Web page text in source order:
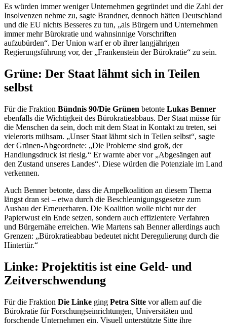
Es würden immer weniger Unternehmen gegründet und die Zahl der
Insolvenzen nehme zu, sagte Brandner, dennoch hätten Deutschland
und die EU nichts Besseres zu tun, „als Bürgern und Unternehmen
immer mehr Bürokratie und wahnsinnige Vorschriften
aufzubürden“. Der Union warf er ob ihrer langjährigen
Regierungsführung vor, der „Frankenstein der Bürokratie“ zu sein.
Grüne: Der Staat lähmt sich in Teilen
selbst
Für die Fraktion Bündnis 90/Die Grünen betonte Lukas Benner
ebenfalls die Wichtigkeit des Bürokratieabbaus. Der Staat müsse für
die Menschen da sein, doch mit dem Staat in Kontakt zu treten, sei
vielerorts mühsam. „Unser Staat lähmt sich in Teilen selbst“, sagte
der Grünen-Abgeordnete: „Die Probleme sind groß, der
Handlungsdruck ist riesig.“ Er warnte aber vor „Abgesängen auf
den Zustand unseres Landes“. Diese würden die Potenziale im Land
verkennen.
Auch Benner betonte, dass die Ampelkoalition an diesem Thema
längst dran sei – etwa durch die Beschleunigungsgesetze zum
Ausbau der Erneuerbaren. Die Koalition wolle nicht nur der
Papierwust ein Ende setzen, sondern auch effizientere Verfahren
und Bürgernähe erreichen. Wie Martens sah Benner allerdings auch
Grenzen: „Bürokratieabbau bedeutet nicht Deregulierung durch die
Hintertür.“
Linke: Projektitis ist eine Geld- und
Zeitverschwendung
Für die Fraktion Die Linke ging Petra Sitte vor allem auf die
Bürokratie für Forschungseinrichtungen, Universitäten und
forschende Unternehmen ein. Visuell unterstützte Sitte ihre